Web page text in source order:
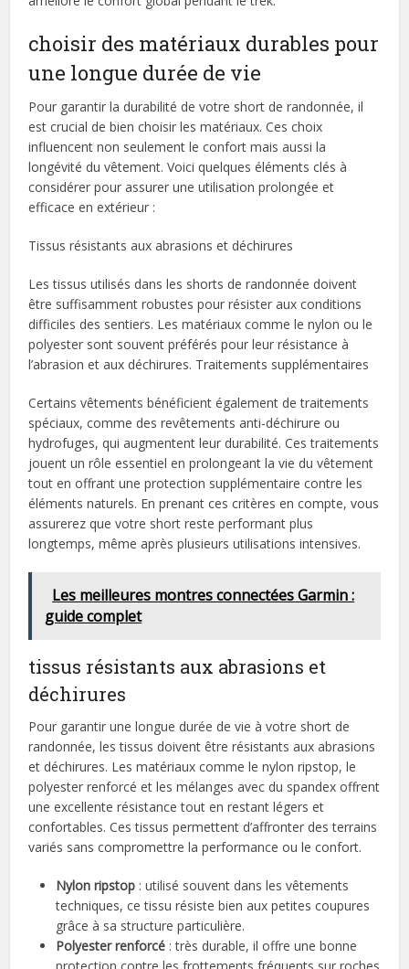
choisir des matériaux durables pour
une longue durée de vie
Pour garantir la durabilité de votre short de randonnée, il
est crucial de bien choisir les matériaux. Ces choix
influencent non seulement le confort mais aussi la
longévité du vêtement. Voici quelques éléments clés à
considérer pour assurer une utilisation prolongée et
efficace en extérieur :
Tissus résistants aux abrasions et déchirures
Les tissus utilisés dans les shorts de randonnée doivent
être suffisamment robustes pour résister aux conditions
difficiles des sentiers. Les matériaux comme le nylon ou le
polyester sont souvent préférés pour leur résistance à
l’abrasion et aux déchirures. Traitements supplémentaires
Certains vêtements bénéficient également de traitements
spéciaux, comme des revêtements anti-déchirure ou
hydrofuges, qui augmentent leur durabilité. Ces traitements
jouent un rôle essentiel en prolongeant la vie du vêtement
tout en offrant une protection supplémentaire contre les
éléments naturels. En prenant ces critères en compte, vous
assurerez que votre short reste performant plus
longtemps, même après plusieurs utilisations intensives.
Les meilleures montres connectées Garmin :
guide complet
tissus résistants aux abrasions et
déchirures
Pour garantir une longue durée de vie à votre short de
randonnée, les tissus doivent être résistants aux abrasions
et déchirures. Les matériaux comme le nylon ripstop, le
polyester renforcé et les mélanges avec du spandex offrent
une excellente résistance tout en restant légers et
confortables. Ces tissus permettent d’affronter des terrains
variés sans compromettre la performance ou le confort.
Nylon ripstop : utilisé souvent dans les vêtements
techniques, ce tissu résiste bien aux petites coupures
grâce à sa structure particulière.
Polyester renforcé : très durable, il offre une bonne